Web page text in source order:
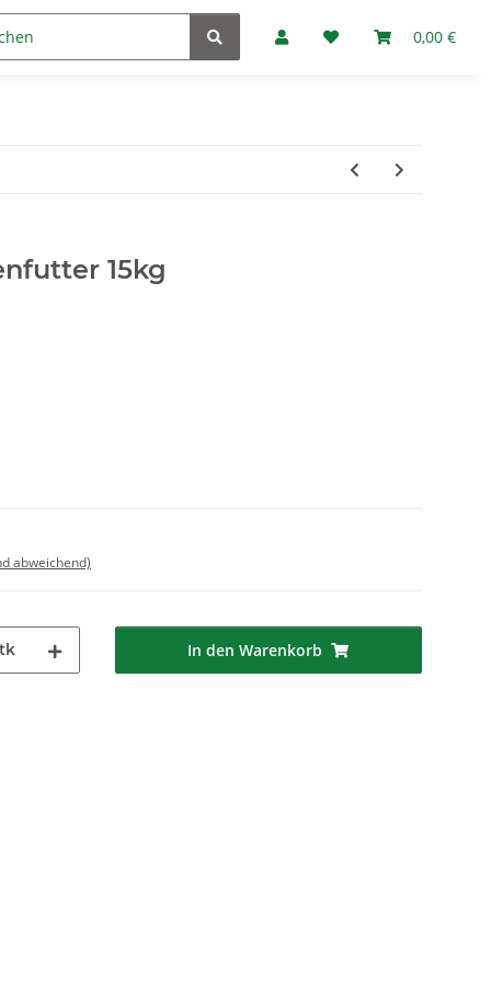
0,00 €
Marken
15kg
abweichend)
In den Warenkorb